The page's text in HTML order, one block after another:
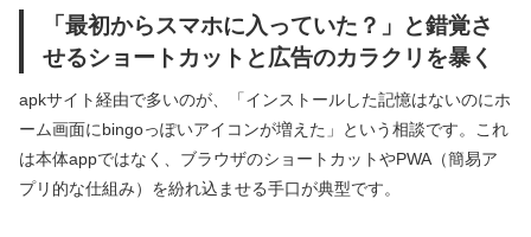
「最初からスマホに入っていた？」と錯覚さ
せるショートカットと広告のカラクリを暴く
apkサイト経由で多いのが、「インストールした記憶はないのにホ
ーム画面にbingoっぽいアイコンが増えた」という相談です。これ
は本体appではなく、ブラウザのショートカットやPWA（簡易ア
プリ的な仕組み）を紛れ込ませる手口が典型です。